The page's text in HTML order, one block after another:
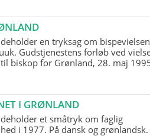
en tryksag om
Gudstjenestens forløb ved
til biskop for Grønland, 28. maj
I GRØNLAND
et småtryk om faglig
i 1977. På dansk og grønlandsk.